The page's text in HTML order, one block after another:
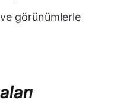
görünümlerle